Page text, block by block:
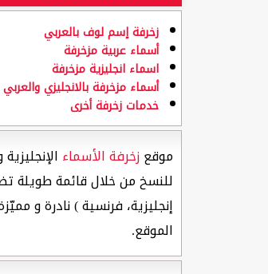
زخرفة إسم لوف بالعربي
أسماء عربية مزخرفة
اسماء انجليزية مزخرفة
أسماء مزخرفة بالانجليزي والعربي
خدمات زخرفة أخرى
موقعزخرفة الأسماء
للنسخ من خلال قائمة طويلة
إنجليزية، فرنسية ) نادرة و
الموقع.